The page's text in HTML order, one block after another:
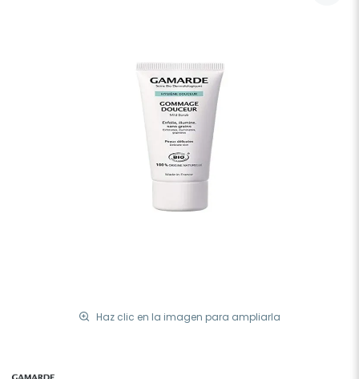
Haz clic en la imagen para ampliarla